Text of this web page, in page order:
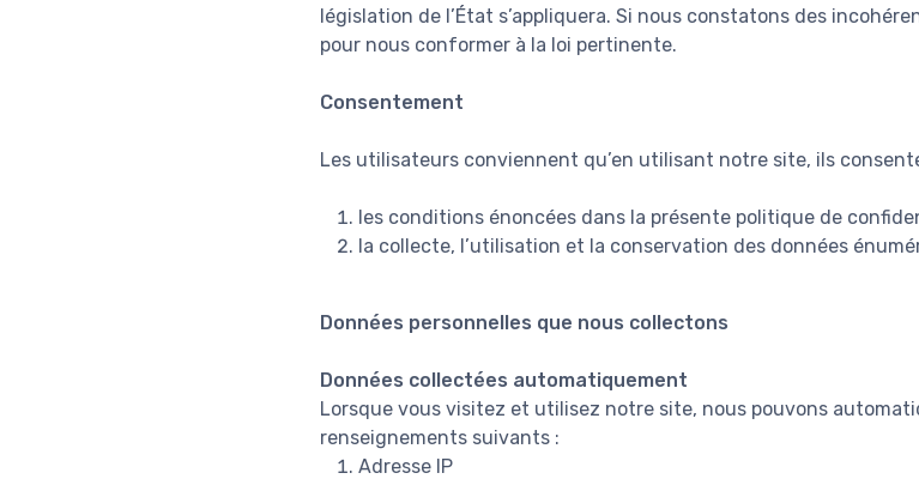
législation de l’État s’appliquera. Si nous constatons des
pour nous conformer à la loi pertinente.
Consentement
Les utilisateurs conviennent qu’en utilisant notre site, ils
les conditions énoncées dans la présente politique de
la collecte, l’utilisation et la conservation des données
Données personnelles que nous collectons
Données collectées automatiquement
Lorsque vous visitez et utilisez notre site, nous pouvons
renseignements suivants :
Adresse IP